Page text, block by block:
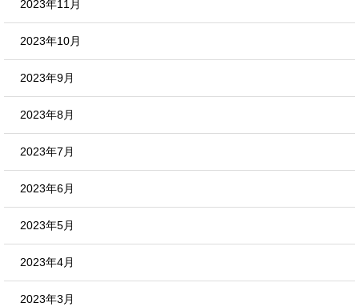
2023年11月
2023年10月
2023年9月
2023年8月
2023年7月
2023年6月
2023年5月
2023年4月
2023年3月